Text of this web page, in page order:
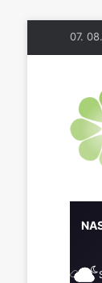
07.